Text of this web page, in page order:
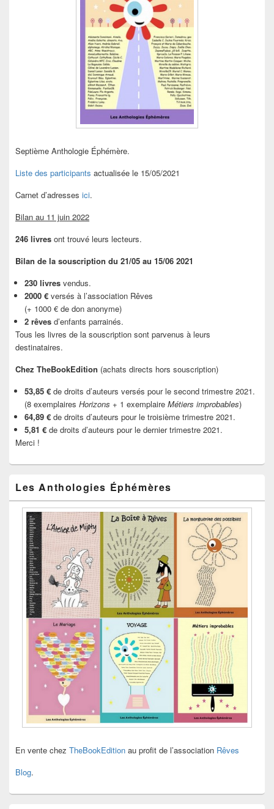
Septième Anthologie Éphémère.
Liste des participants actualisée le 15/05/2021
Carnet d’adresses ici.
Bilan au 11 juin 2022
246 livres ont trouvé leurs lecteurs.
Bilan de la souscription du 21/05 au 15/06 2021
230 livres vendus.
2000 € versés à l’association Rêves
(+ 1000 € de don anonyme)
2 rêves d’enfants parrainés.
Tous les livres de la souscription sont parvenus à leurs
destinataires.
Chez TheBookEdition (achats directs hors souscription)
53,85 € de droits d’auteurs versés pour le second trimestre 2021.
(8 exemplaires Horizons + 1 exemplaire Métiers improbables)
64,89 € de droits d’auteurs pour le troisième trimestre 2021.
5,81 € de droits d’auteurs pour le dernier trimestre 2021.
Merci !
Les Anthologies Éphémères
En vente chez TheBookEdition au profit de l’association Rêves
Blog.